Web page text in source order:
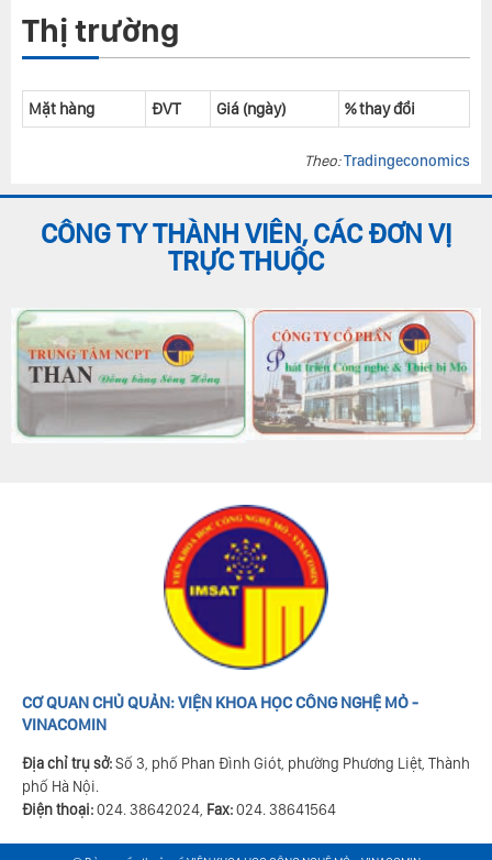
Thị trường
Mặt hàng ĐVT Giá (ngày) % thay đổi
Theo:Tradingeconomics
CÔNG TY THÀNH VIÊN, CÁC ĐƠN VỊ
TRỰC THUỘC
CƠ QUAN CHỦ QUẢN: VIỆN KHOA HỌC CÔNG NGHỆ MỎ -
VINACOMIN
Địa chỉ trụ sở:Số 3, phố Phan Đình Giót, phường Phương Liệt, Thành
phố Hà Nội.
Điện thoại:024. 38642024, Fax:024. 38641564